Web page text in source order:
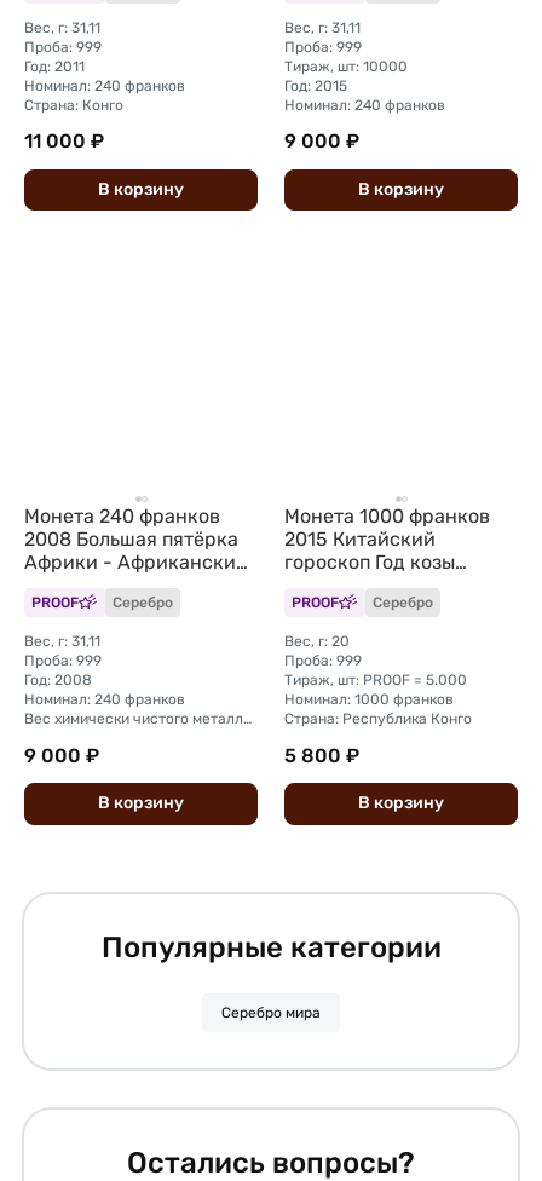
Вес, г: 31,11
Проба: 999
Год: 2011
Номинал: 240 франков
Страна: Конго
11 000 ₽
В корзину
Вес, г: 31,11
Проба: 999
Тираж, шт: 10000
Год: 2015
Номинал: 240 франков
9 000 ₽
В корзину
Монета 240 франков
2008 Большая пятёрка
Африки - Африканский
слон Конго
PROOF Серебро
Вес, г: 31,11
Проба: 999
Год: 2008
Номинал: 240 франков
Вес химически чистого металла, г: 31,1
9 000 ₽
В корзину
Монета 1000 франков
2015 Китайский
гороскоп Год козы
Республика Конго
PROOF Серебро
Вес, г: 20
Проба: 999
Тираж, шт: PROOF = 5.000
Номинал: 1000 франков
Страна: Республика Конго
5 800 ₽
В корзину
Популярные категории
Серебро мира
Остались вопросы?